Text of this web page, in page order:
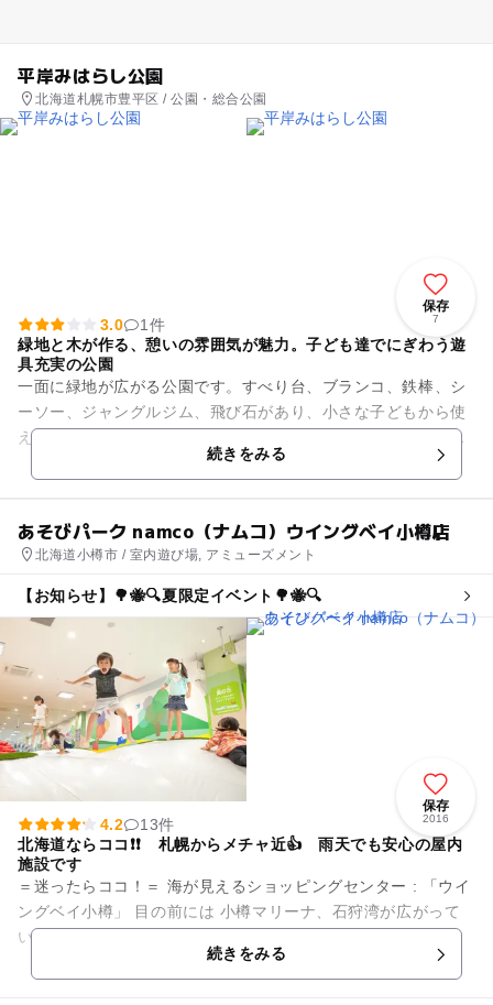
平岸みはらし公園
北海道札幌市豊平区 / 公園・総合公園
保存
7
3.0
1件
緑地と木が作る、憩いの雰囲気が魅力。子ども達でにぎわう遊
具充実の公園
一面に緑地が広がる公園です。すべり台、ブランコ、鉄棒、シ
ーソー、ジャングルジム、飛び石があり、小さな子どもから使
えるものが多いのも魅力。お砂場は二カ所あるので、遊びにき
ている人数が多いときでも遊...続きをみる
あそびパーク namco（ナムコ）ウイングベイ小樽店
北海道小樽市 / 室内遊び場, アミューズメント
【お知らせ】🌳🐝🔍夏限定イベント🌳🐝🔍
保存
2016
4.2
13件
北海道ならココ❗❗ 札幌からメチャ近👍 雨天でも安心の屋内
施設です
＝迷ったらココ！＝ 海が見えるショッピングセンター : 「ウイ
ングベイ小樽」 目の前には 小樽マリーナ、石狩湾が広がって
続きをみる